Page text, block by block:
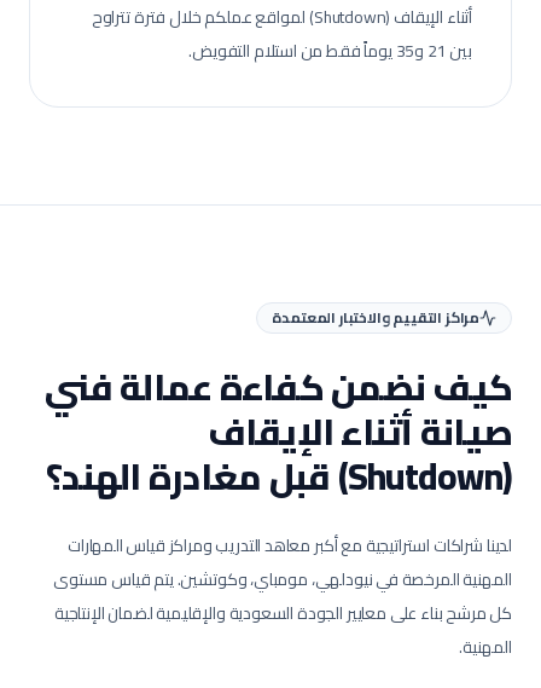
أثناء الإيقاف (Shutdown)
لمواقع عملكم خلال فترة تتراوح
بين 21 و35 يوماً فقط من استلام التفويض.
مراكز التقييم والاختبار المعتمدة
كيف نضمن كفاءة عمالةفني
صيانة أثناء الإيقاف
(Shutdown) قبل مغادرة الهند؟
لدينا شراكات استراتيجية مع أكبر معاهد التدريب ومراكز قياس المهارات
المهنية المرخصة في نيودلهي، مومباي، وكوتشين. يتم قياس مستوى
كل مرشح بناء على معايير الجودة السعودية والإقليمية لضمان الإنتاجية
المهنية.